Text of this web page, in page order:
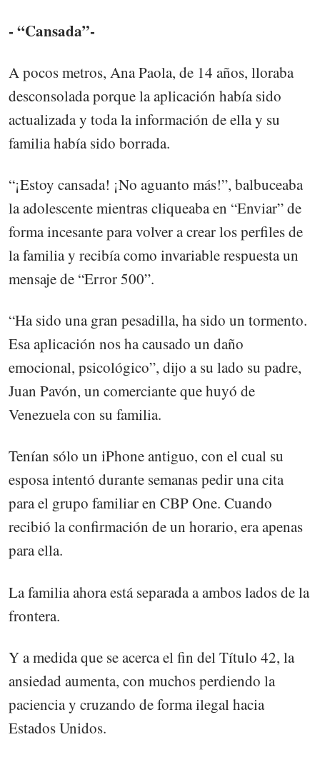
- “Cansada”-
A pocos metros, Ana Paola, de 14 años, lloraba
desconsolada porque la aplicación había sido
actualizada y toda la información de ella y su
familia había sido borrada.
“¡Estoy cansada! ¡No aguanto más!”, balbuceaba
la adolescente mientras cliqueaba en “Enviar” de
forma incesante para volver a crear los perfiles de
la familia y recibía como invariable respuesta un
mensaje de “Error 500”.
“Ha sido una gran pesadilla, ha sido un tormento.
Esa aplicación nos ha causado un daño
emocional, psicológico”, dijo a su lado su padre,
Juan Pavón, un comerciante que huyó de
Venezuela con su familia.
Tenían sólo un iPhone antiguo, con el cual su
esposa intentó durante semanas pedir una cita
para el grupo familiar en CBP One. Cuando
recibió la confirmación de un horario, era apenas
para ella.
La familia ahora está separada a ambos lados de la
frontera.
Y a medida que se acerca el fin del Título 42, la
ansiedad aumenta, con muchos perdiendo la
paciencia y cruzando de forma ilegal hacia
Estados Unidos.